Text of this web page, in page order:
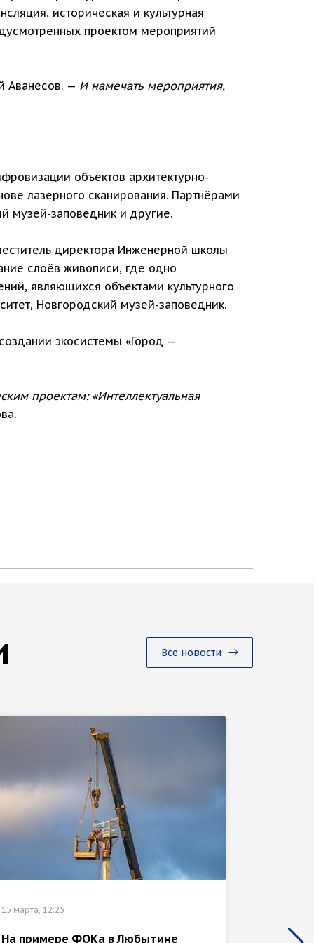
историческая и культурная
проектом мероприятий
Аванесов. — И намечать мероприятия,
объектов архитектурно-
лазерного сканирования. Партнёрами
музей-заповедник и другие.
директора Инженерной школы
слоёв живописи, где одно
являющихся объектами культурного
Новгородский музей-заповедник.
экосистемы «Город —
проектам: «Интеллектуальная
Все новости
15 марта, 12:25
На примере ФОКа в Любытине В